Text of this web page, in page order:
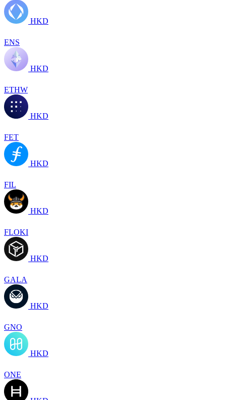
HKD
ENS
HKD
ETHW
HKD
FET
HKD
FIL
HKD
FLOKI
HKD
GALA
HKD
GNO
HKD
ONE